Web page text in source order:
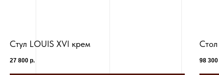
Стул LOUIS XVI крем
27 800 р. 98 300